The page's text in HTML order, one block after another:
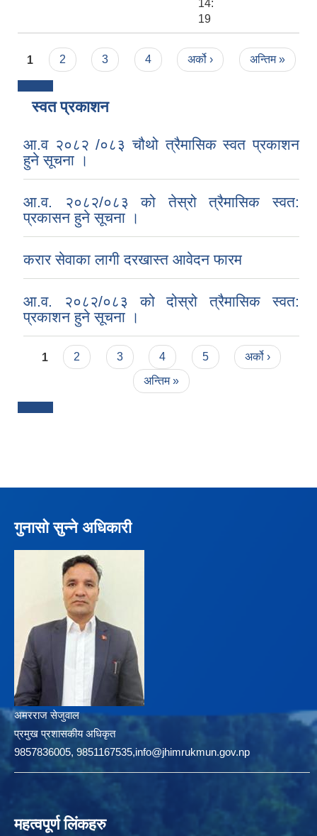
14:
19
Pages
1 2 3 4 अर्को › अन्तिम »
स्वत प्रकाशन
आ.व २०८२ /०८३ चौथो त्रैमासिक स्वत प्रकाशन
हुने सूचना ।
आ.व. २०८२/०८३ को तेस्रो त्रैमासिक स्वत:
प्रकासन हुने सूचना ।
करार सेवाका लागी दरखास्त आवेदन फारम
आ.व. २०८२/०८३ को दोस्रो त्रैमासिक स्वत:
प्रकाशन हुने सूचना ।
Pages
1 2 3 4 5
अर्को ›
अन्तिम »
गुनासो सुन्ने अधिकारी
अमरराज सेजुवाल
प्रमुख प्रशासकीय अधिकृत
9857836005, 9851167535,info@jhimrukmun.gov.np
महत्वपूर्ण लिंकहरु